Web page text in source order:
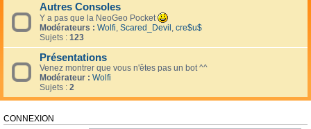
Autres Consoles
Y a pas que la NeoGeo Pocket
Modérateurs : Wolfi, Scared_Devil, cre$u$
Sujets : 123
Présentations
Venez montrer que vous n'êtes pas un bot ^^
Modérateur : Wolfi
Sujets : 2
CONNEXION